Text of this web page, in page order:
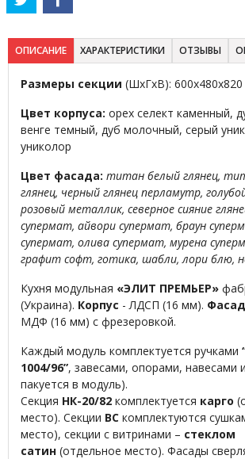
ОПИСАНИЕ ХАРАКТЕРИСТИКИ ОТЗЫВЫ
Размеры секции (ШхГхВ):
Цвет корпуса: орех селект каменный,
венге темный, дуб молочный, серый
униколор
Цвет фасада: титан белый глянец,
глянец, черный глянец перламутр,
розовый металлик, северное сияние
супермат, айвори супермат, браун
супермат, олива супермат, мурена
графит софт, готика, шабли, лори блю,
Кухня модульная «ЭЛИТ ПРЕМЬЕР»
(Украина). Корпус - ЛДСП (16 мм). Фасад
МДФ (16 мм) с фрезеровкой.
Каждый модуль комплектуется ручками
1004/96”, завесами, опорами, навесами
пакуется в модуль).
Секция НК-20/82 комплектуется карго
место). Секции ВС комплектуются
место), секции с витринами – стеклом
сатин (отдельное место). Фасады